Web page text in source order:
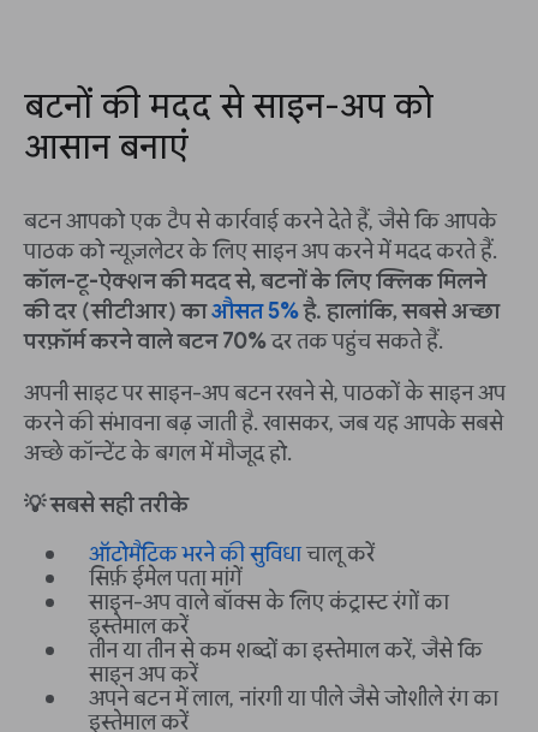
बटनों की मदद से साइन-अप को
आसान बनाएं
बटन आपको एक टैप से कार्रवाई करने देते हैं, जैसे कि आपके
पाठक को न्यूज़लेटर के लिए साइन अप करने में मदद करते हैं.
कॉल-टू-ऐक्शन की मदद से, बटनों के लिए क्लिक मिलने
की दर (सीटीआर) काऔसत 5%है. हालांकि, सबसे अच्छा
परफ़ॉर्म करने वाले बटन 70%दर तक पहुंच सकते हैं.
अपनी साइट पर साइन-अप बटन रखने से, पाठकों के साइन अप
करने की संभावना बढ़ जाती है. खासकर, जब यह आपके सबसे
अच्छे कॉन्टेंट के बगल में मौजूद हो.
💡 सबसे सही तरीके
ऑटोमैटिक भरने की सुविधाचालू करें
सिर्फ़ ईमेल पता मांगें
साइन-अप वाले बॉक्स के लिए कंट्रास्ट रंगों का
इस्तेमाल करें
तीन या तीन से कम शब्दों का इस्तेमाल करें, जैसे कि
साइन अप करें
अपने बटन में लाल, नांरगी या पीले जैसे जोशीले रंग का
इस्तेमाल करें